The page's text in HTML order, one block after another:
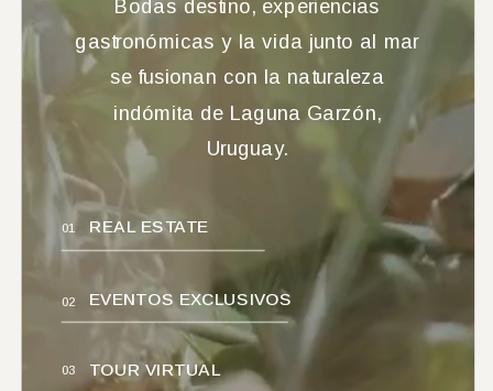
01
02
03
Bodas destino, experiencias
gastronómicas y la vida junto al mar
se fusionan con la naturaleza
indómita de Laguna Garzón,
Uruguay.
REAL ESTATE
EVENTOS EXCLUSIVOS
TOUR VIRTUAL